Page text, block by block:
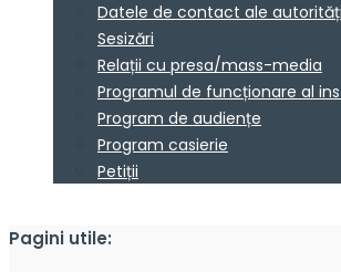
Datele de contact ale
Sesizări
Relații cu presa/mass-media
Programul de funcționare al
Program de audiențe
Program casierie
Petiții
Pagini utile: